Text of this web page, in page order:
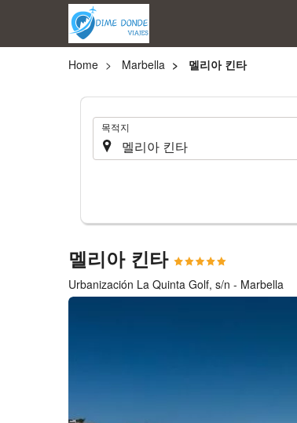
Home Marbella 멜리아 킨타
. 목적지
멜리아 킨타
Urbanización La Quinta Golf, s/n - Marbella